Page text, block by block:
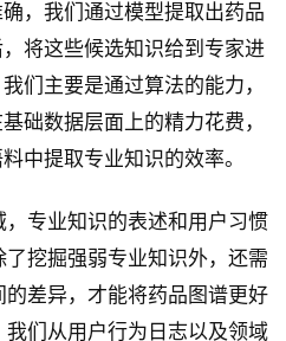
，我们通过模型提取出药品
将这些候选知识给到专家进
们主要是通过算法的能力，
础数据层面上的精力花费，
中提取专业知识的效率。
专业知识的表述和用户习惯
挖掘强弱专业知识外，还需
差异，才能将药品图谱更好
们从用户行为日志以及领域